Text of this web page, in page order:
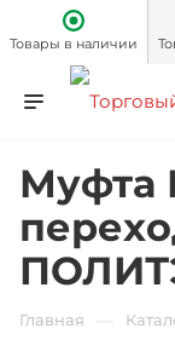
Товары в наличии
Муфта
Главная